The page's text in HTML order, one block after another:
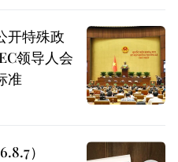
开特殊政
领导人会
准
）